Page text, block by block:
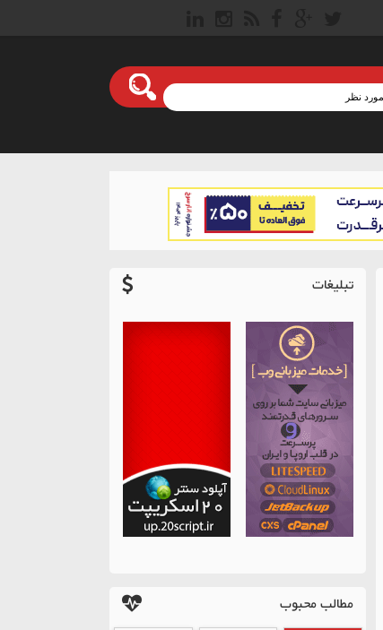
تبلیغات
مطالب محبوب